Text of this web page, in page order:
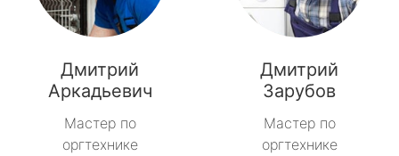
Дмитрий
Аркадьевич
Мастер по
оргтехнике
Дмитрий
Зарубов
Мастер по
оргтехнике